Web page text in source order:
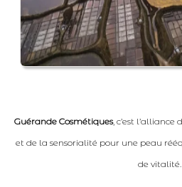
Guérande Cosmétiques, c’est
et de la sensorialité pour une peau
de vitalité.